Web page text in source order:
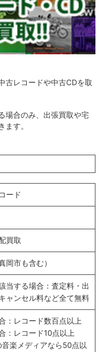
古レコードや中古CDを取
場合のみ、出張買取や宅
す。
ード
買取
岡市も含む）
当する場合：査定料・出
ャンセル料など全て無料
：レコード数百点以上
：レコード10点以上
音楽メディアなら50点以